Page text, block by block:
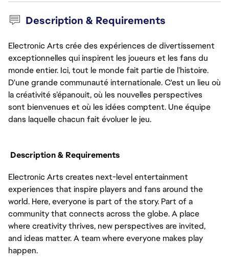
Description & Requirements
Electronic Arts crée des expériences de divertissement
exceptionnelles qui inspirent les joueurs et les fans du
monde entier. Ici, tout le monde fait partie de l’histoire.
D'une grande communauté internationale. C'est un lieu où
la créativité s’épanouit, où les nouvelles perspectives
sont bienvenues et où les idées comptent. Une équipe
dans laquelle chacun fait évoluer le jeu.
Description & Requirements
Electronic Arts creates next-level entertainment
experiences that inspire players and fans around the
world. Here, everyone is part of the story. Part of a
community that connects across the globe. A place
where creativity thrives, new perspectives are invited,
and ideas matter. A team where everyone makes play
happen.